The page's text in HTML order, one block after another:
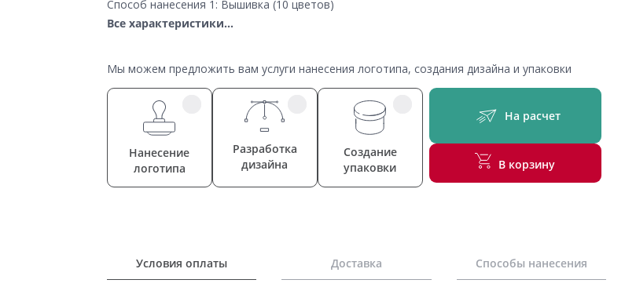
Способ нанесения 1: Вышивка (10 цветов)
Все характеристики...
Мы можем предложить вам услуги нанесения логотипа, создания дизайна и упаковки
Нанесение
логотипа
Разработка
дизайна
Создание
упаковки
На расчет
В корзину
Условия оплаты Доставка Способы нанесения